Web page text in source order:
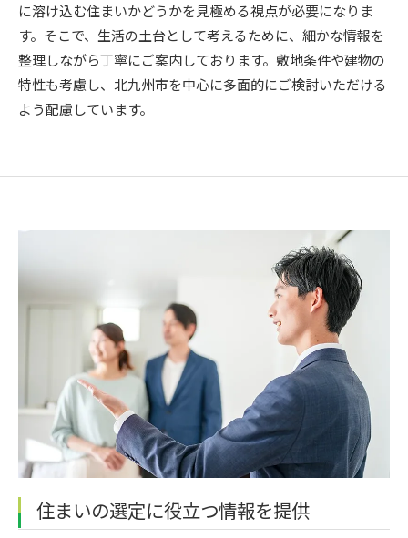
に溶け込む住まいかどうかを見極める視点が必要になりま
す。そこで、生活の土台として考えるために、細かな情報を
整理しながら丁寧にご案内しております。敷地条件や建物の
特性も考慮し、北九州市を中心に多面的にご検討いただける
よう配慮しています。
住まいの選定に役立つ情報を提供